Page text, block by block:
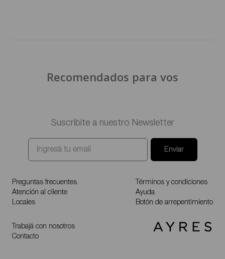
Recomendados para vos
Suscribite a nuestro Newsletter
Enviar
Preguntas frecuentes
Atención al cliente
Locales
Trabajá con nosotros
Contacto
Términos y condiciones
Ayuda
Botón de arrepentimiento